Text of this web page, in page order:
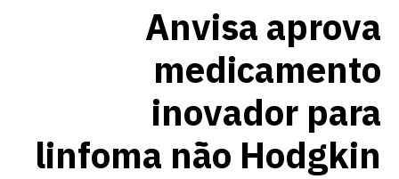
Anvisa aprova
medicamento
inovador para
linfoma não Hodgkin